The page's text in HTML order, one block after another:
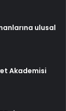
ulusal
Akademisi